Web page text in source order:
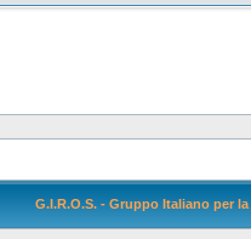
G.I.R.O.S. - Gruppo Italiano per